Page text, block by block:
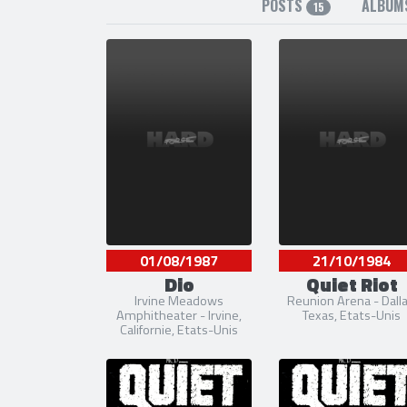
POSTS 15
01/08/1987
Dio
Irvine Meadows
Amphitheater - Irvine,
Californie, Etats-Unis
21/10/1984
Quiet Riot
Reunion Arena -
Texas, Etats-Unis